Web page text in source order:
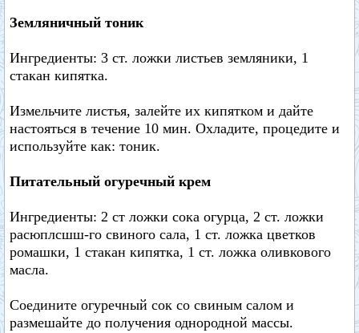
Земляничный тоник
Ингредиенты: 3 ст. ложки листьев земляники, 1
стакан кипятка.
Измельчите листья, залейте их кипятком и дайте
настояться в течение 10 мин. Охладите, процедите и
используйте как: тоник.
Питательный огуречный крем
Ингредиенты: 2 ст ложки сока огурца, 2 ст. ложки
расюплсшш-го свиного сала, 1 ст. ложка цветков
ромашки, 1 стакан кипятка, 1 ст. ложка оливкового
масла.
Соедините огуречный сок со свиным салом и
размешайте до получения однородной массы.